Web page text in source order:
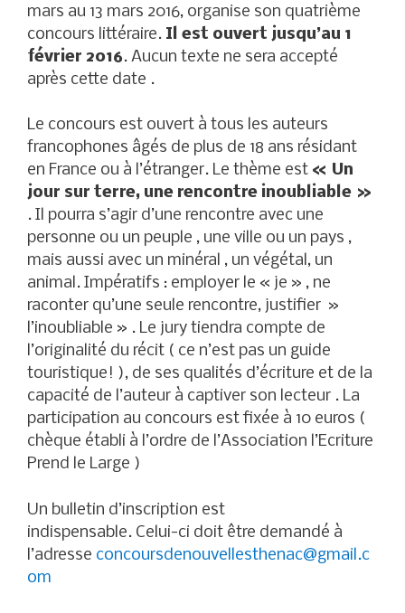
mars au 13 mars 2016, organise son quatrième
concours littéraire. Il est ouvert jusqu’au 1
février 2016. Aucun texte ne sera accepté
après cette date .
Le concours est ouvert à tous les auteurs
francophones âgés de plus de 18 ans résidant
en France ou à l’étranger. Le thème est « Un
jour sur terre, une rencontre inoubliable »
. Il pourra s’agir d’une rencontre avec une
personne ou un peuple , une ville ou un pays ,
mais aussi avec un minéral , un végétal, un
animal. Impératifs : employer le « je » , ne
raconter qu’une seule rencontre, justifier »
l’inoubliable » . Le jury tiendra compte de
l’originalité du récit ( ce n’est pas un guide
touristique! ), de ses qualités d’écriture et de la
capacité de l’auteur à captiver son lecteur . La
participation au concours est fixée à 10 euros (
chèque établi à l’ordre de l’Association l’Ecriture
Prend le Large )
Un bulletin d’inscription est
indispensable. Celui-ci doit être demandé à
l’adresse concoursdenouvellesthenac@gmail.c
om